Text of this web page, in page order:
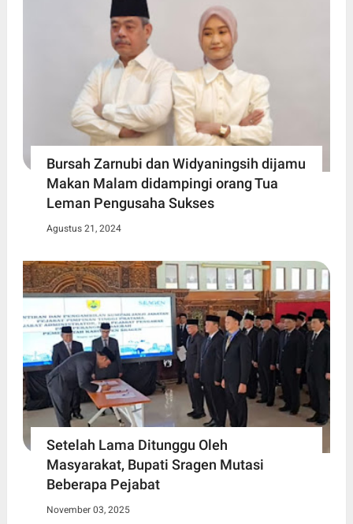
Bursah Zarnubi dan Widyaningsih dijamu
Makan Malam didampingi orang Tua
Leman Pengusaha Sukses
Agustus 21, 2024
Setelah Lama Ditunggu Oleh
Masyarakat, Bupati Sragen Mutasi
Beberapa Pejabat
November 03, 2025